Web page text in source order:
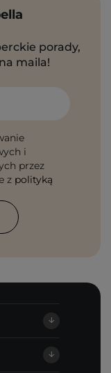
porady,
maila!
i
przez
z polityką